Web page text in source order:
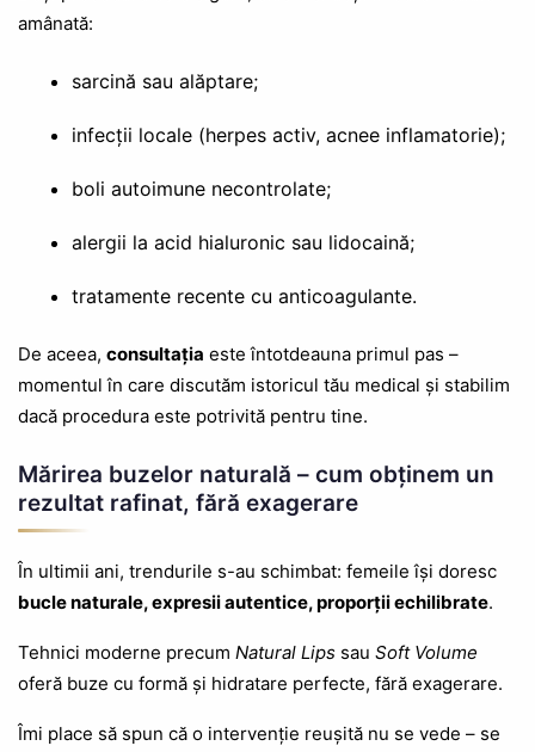
amânată:
sarcină sau alăptare;
infecții locale (herpes activ, acnee inflamatorie);
boli autoimune necontrolate;
alergii la acid hialuronic sau lidocaină;
tratamente recente cu anticoagulante.
De aceea, consultația este întotdeauna primul pas –
momentul în care discutăm istoricul tău medical și stabilim
dacă procedura este potrivită pentru tine.
Mărirea buzelor naturală – cum obținem un
rezultat rafinat, fără exagerare
În ultimii ani, trendurile s-au schimbat: femeile își doresc
bucle naturale, expresii autentice, proporții echilibrate.
Tehnici moderne precum Natural Lips sau Soft Volume
oferă buze cu formă și hidratare perfecte, fără exagerare.
Îmi place să spun că o intervenție reușită nu se vede – se